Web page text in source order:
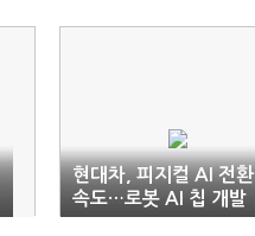
현대차, 피지컬 AI 전환
속도…로봇 AI 칩 개발
완료